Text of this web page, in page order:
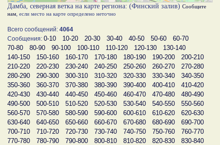
Дамба, северная ветка на карте региона: (Финский залив) Сообщите
нам , если место на карте определено неточно
Всего сообщений: 4064
Сообщения: 0-10 10-20 20-30 30-40 40-50 50-60
60-70
70-80
80-90 90-100 100-110 110-120 120-130
130-140
140-150
150-160 160-170 170-180 180-190 190-200
200-210
210-220
220-230 230-240 240-250 250-260 260-270
270-280
280-290
290-300 300-310 310-320 320-330 330-340
340-350
350-360
360-370 370-380 380-390 390-400 400-410
410-420
420-430
430-440 440-450 450-460 460-470 470-480
480-490
490-500
500-510 510-520 520-530 530-540 540-550
550-560
560-570
570-580 580-590 590-600 600-610 610-620
620-630
630-640
640-650 650-660 660-670 670-680 680-690
690-700
700-710
710-720 720-730 730-740 740-750 750-760
760-770
770-780
780-790 790-800 800-810 810-820 820-830
830-840